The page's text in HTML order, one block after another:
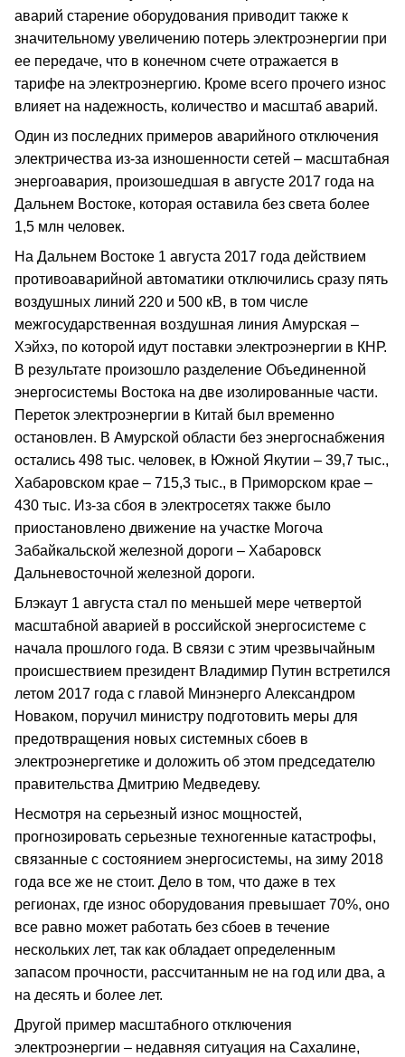
аварий старение оборудования приводит также к
значительному увеличению потерь электроэнергии при
ее передаче, что в конечном счете отражается в
тарифе на электроэнергию. Кроме всего прочего износ
влияет на надежность, количество и масштаб аварий.
Один из последних примеров аварийного отключения
электричества из-за изношенности сетей – масштабная
энергоавария, произошедшая в августе 2017 года на
Дальнем Востоке, которая оставила без света более
1,5 млн человек.
На Дальнем Востоке 1 августа 2017 года действием
противоаварийной автоматики отключились сразу пять
воздушных линий 220 и 500 кВ, в том числе
межгосударственная воздушная линия Амурская –
Хэйхэ, по которой идут поставки электроэнергии в КНР.
В результате произошло разделение Объединенной
энергосистемы Востока на две изолированные части.
Переток электроэнергии в Китай был временно
остановлен. В Амурской области без энергоснабжения
остались 498 тыс. человек, в Южной Якутии – 39,7 тыс.,
Хабаровском крае – 715,3 тыс., в Приморском крае –
430 тыс. Из-за сбоя в электросетях также было
приостановлено движение на участке Могоча
Забайкальской железной дороги – Хабаровск
Дальневосточной железной дороги.
Блэкаут 1 августа стал по меньшей мере четвертой
масштабной аварией в российской энергосистеме с
начала прошлого года. В связи с этим чрезвычайным
происшествием президент Владимир Путин встретился
летом 2017 года с главой Минэнерго Александром
Новаком, поручил министру подготовить меры для
предотвращения новых системных сбоев в
электроэнергетике и доложить об этом председателю
правительства Дмитрию Медведеву.
Несмотря на серьезный износ мощностей,
прогнозировать серьезные техногенные катастрофы,
связанные с состоянием энергосистемы, на зиму 2018
года все же не стоит. Дело в том, что даже в тех
регионах, где износ оборудования превышает 70%, оно
все равно может работать без сбоев в течение
нескольких лет, так как обладает определенным
запасом прочности, рассчитанным не на год или два, а
на десять и более лет.
Другой пример масштабного отключения
электроэнергии – недавняя ситуация на Сахалине,